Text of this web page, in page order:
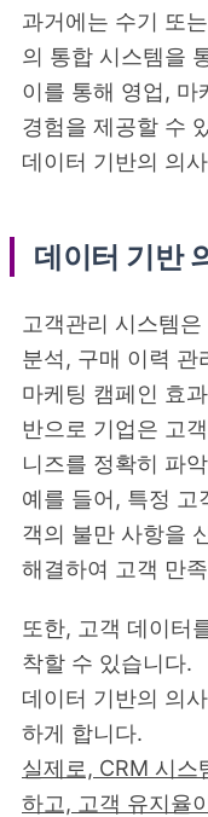
과거에는 수기 또
의 통합 시스템을
이를 통해 영업, 마
경험을 제공할 수
데이터 기반의 의
데이터 기반
고객관리 시스템
분석, 구매 이력 관
마케팅 캠페인 효
반으로 기업은 고
니즈를 정확히 파
예를 들어, 특정 고
객의 불만 사항을
해결하여 고객 만
또한, 고객 데이터
착할 수 있습니다.
데이터 기반의 의
하게 합니다.
실제로, CRM 시스
하고, 고객 유지율